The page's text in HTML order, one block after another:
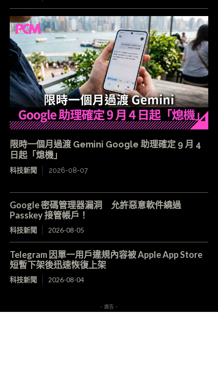
限時一個月過渡 Gemini Google 助理確定 9 月 4
日起「熄機」
科技新聞 2026-08-07
Google 密碼管理器漏洞 允許惡意軟件繞過
Passkey 接管帳戶！
科技新聞 2026-08-05
Telegram 因單一用戶違規內容被 Apple App Store
短暫下架後迅速恢復上架
科技新聞 2026-08-04
- 廣告 -